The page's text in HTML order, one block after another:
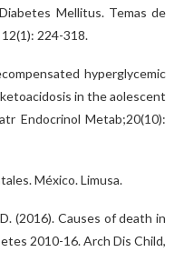
Mellitus. Temas de
224-318.
hyperglycemic
in the aolescent
Endocrinol Metab;20(10):
México. Limusa.
(2016). Causes of death in
2010-16. Arch Dis Child,